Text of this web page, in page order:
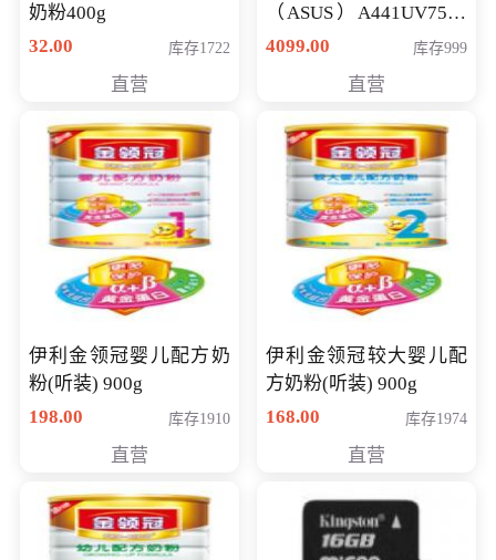
奶粉400g
32.00
库存1722
直营
（ASUS）A441UV7500
顽石（7代i7-7500U 4G
4099.00 库存999
直营
伊利金领冠婴儿配方奶
粉(听装) 900g
198.00
库存1910
直营
伊利金领冠较大婴儿配
方奶粉(听装) 900g
168.00
库存1974
直营